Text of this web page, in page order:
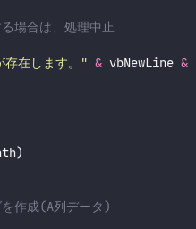
場合は、処理中止
在します。 " & vbNewLine &
作成(A列データ)